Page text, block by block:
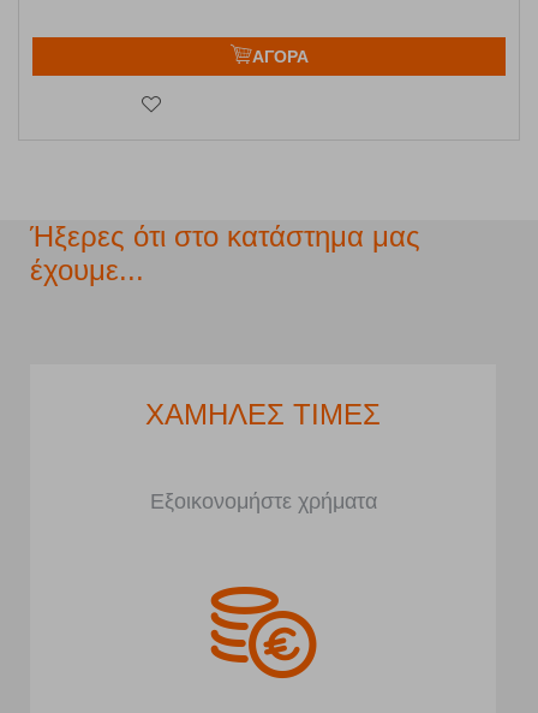
ΑΓΟΡΑ
Ήξερες ότι στο κατάστημα μας
έχουμε...
ΧΑΜΗΛΕΣ ΤΙΜΕΣ
Εξοικονομήστε χρήματα